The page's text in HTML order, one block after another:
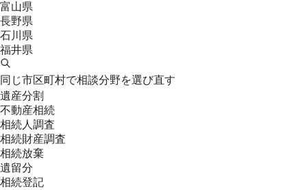
富山県
長野県
石川県
福井県
同じ市区町村で相談分野を選び直す
遺産分割
不動産相続
相続人調査
相続財産調査
相続放棄
遺留分
相続登記